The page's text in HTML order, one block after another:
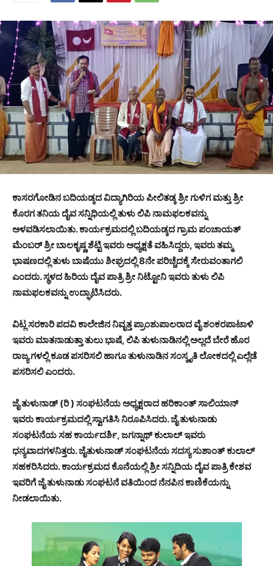
ಕಾಸರಗೋಡಿನ ಬದಿಯಡ್ಕದ ವಿದ್ಯಾಗಿರಿಯ ಪೀಲಿತಡ್ಕ ಶ್ರೀ ಗುಳಿಗ ಮತ್ತು ಶ್ರೀ
ಕೊರಗ ತನಿಯ ದೈವ ಸನ್ನಿಧಿಯಲ್ಲಿ ತುಳು ಲಿಪಿ ನಾಮಫಲಕವನ್ನು
ಅಳವಡಿಸಲಾಯಿತು. ಕಾರ್ಯಕ್ರಮದಲ್ಲಿ ಬದಿಯಡ್ಕದ ಗ್ರಾಮ ಪಂಚಾಯತ್
ಮೆಂಬರ್ ಶ್ರೀ ಬಾಲಕೃಷ್ಣ ಶೆಟ್ಟಿ ಇವರು ಅಧ್ಯಕ್ಷತೆ ವಹಿಸಿದ್ದರು, ಇವರು ತಮ್ಮ
ಭಾಷಣದಲ್ಲಿ ತುಳು ಬಾಷೆಯು ಶೀಘ್ರದಲ್ಲಿ 8ನೇ ಪರಿಚ್ಚೆದಕ್ಕೆ ಸೇರುವಂತಾಗಲಿ
ಎಂದರು. ಸ್ಥಳದ ಹಿರಿಯ ದೈವ ಪಾತ್ರಿ ಶ್ರೀ ನಿಟ್ಟೋನಿ ಇವರು ತುಳು ಲಿಪಿ
ನಾಮಫಲಕವನ್ನು ಉದ್ಘಾಟಿಸಿದರು.
ವಿಟ್ಲ ಸರಕಾರಿ ಪದವಿ ಕಾಲೇಜಿನ ನಿವೃತ್ತ ಪ್ರಾಂಶುಪಾಲರಾದ ವೈ ಶಂಕರಪಾಟಾಳಿ
ಇವರು ಮಾತನಾಡುತ್ತಾ ತುಲು ಭಾಷೆ, ಲಿಪಿ ತುಳುನಾಡಿನಲ್ಲಿ ಅಲ್ಲದೆ ಬೇರೆ ಹೊರ
ರಾಜ್ಯ ಗಳಲ್ಲಿ ಕೂಡ ಪಸರಿಸಲಿ ಹಾಗೂ ತುಳುನಾಡಿನ ಸಂಸ್ಕೃತಿ ಲೋಕದಲ್ಲಿ ಎಲ್ಲೆಡೆ
ಪಸರಿಸಲಿ ಎಂದರು.
ಜೈ ತುಳುನಾಡ್ (ರಿ ) ಸಂಘಟನೆಯ ಅಧ್ಯಕ್ಷರಾದ ಹರಿಕಾಂತ್ ಸಾಲಿಯಾನ್
ಇವರು ಕಾರ್ಯಕ್ರಮದಲ್ಲಿ ಸ್ವಾಗತಿಸಿ ನಿರೂಪಿಸಿದರು. ಜೈ ತುಳುನಾಡು
ಸಂಘಟನೆಯ ಸಹ ಕಾರ್ಯದರ್ಶಿ, ಜಗನ್ನಾಥ್ ಕುಲಾಲ್ ಇವರು
ಧನ್ಯವಾದಗಳನಿತ್ತರು. ಜೈತುಳುನಾಡ್ ಸಂಘಟನೆಯ ಸದಸ್ಯ ಸುಶಾಂತ್ ಕುಲಾಲ್
ಸಹಕರಿಸಿದರು. ಕಾರ್ಯಕ್ರಮದ ಕೊನೆಯಲ್ಲಿ ಶ್ರೀ ಸನ್ನಿದಿಯ ದೈವ ಪಾತ್ರಿ ಕೇಶವ
ಇವರಿಗೆ ಜೈ ತುಳುನಾಡು ಸಂಘಟನೆ ವತಿಯಿಂದ ನೆನಪಿನ ಕಾಣಿಕೆಯನ್ನು
ನೀಡಲಾಯಿತು.